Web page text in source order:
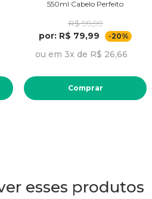
550ml Cabelo Perfeito
R$ 99,99
por: R$ 79,99
-20%
ou em 3x de R$ 26,66
Comprar
esses produtos